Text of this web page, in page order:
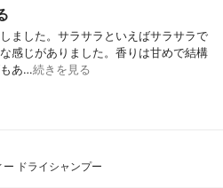
ました。サラサラといえばサラサラで
感じがありました。香りは甘めで結構
あ…続きを見る
ドライシャンプー